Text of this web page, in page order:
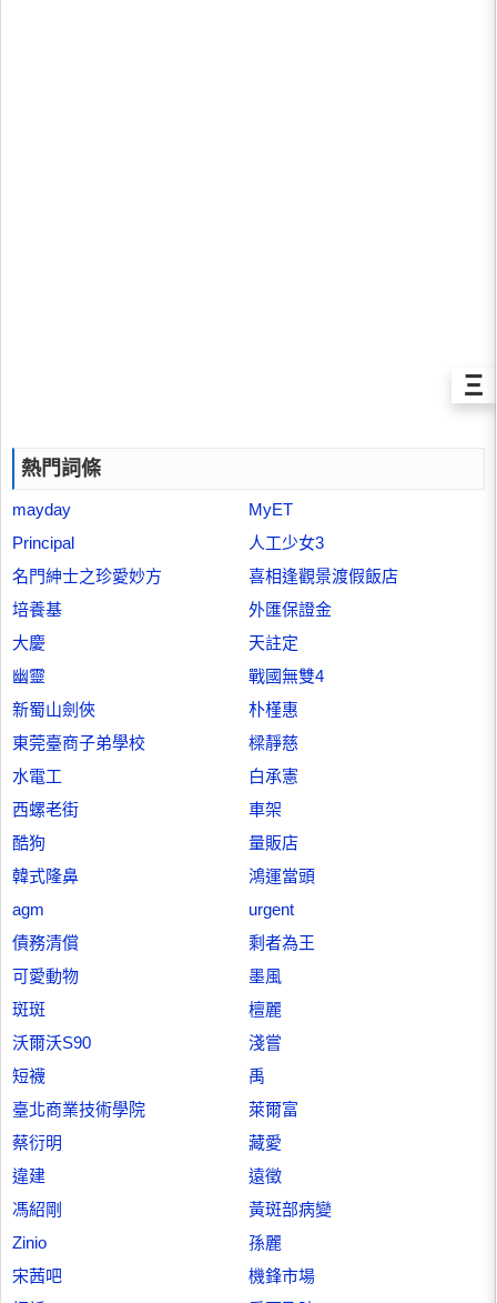
熱門詞條
mayday
MyET
Principal
人工少女3
名門紳士之珍愛妙方
喜相逢觀景渡假飯店
培養基
外匯保證金
大慶
天註定
幽靈
戰國無雙4
新蜀山劍俠
朴槿惠
東莞臺商子弟學校
樑靜慈
水電工
白承憲
西螺老街
車架
酷狗
量販店
韓式隆鼻
鴻運當頭
agm
urgent
債務清償
剩者為王
可愛動物
墨風
斑斑
檀麗
沃爾沃S90
淺嘗
短襪
禹
臺北商業技術學院
萊爾富
蔡衍明
藏愛
違建
遠徵
馮紹剛
黃斑部病變
Zinio
孫麗
宋茜吧
機鋒市場
Ξ